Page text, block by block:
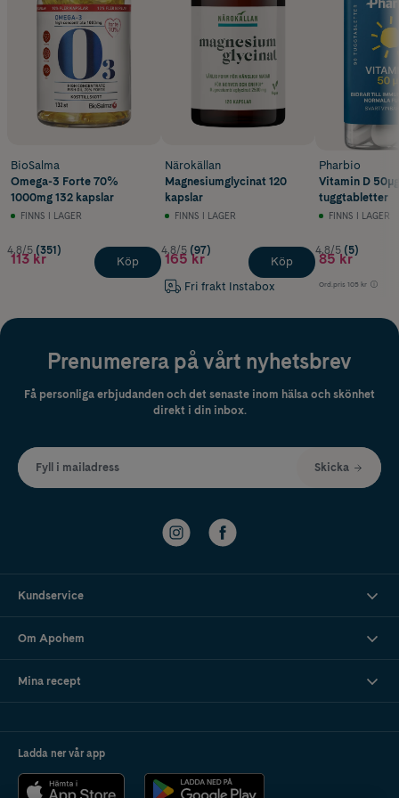
BioSalma
Omega-3 Forte 70%
1000mg 132 kapslar
FINNS I LAGER
4.8/5 (351)
113 kr Köp
Närokällan
Magnesiumglycinat 120
kapslar
FINNS I LAGER
4.8/5 (97)
165 kr
Fri frakt Instabox
Köp
Pharbio
Vitamin D
tuggtabletter
FINNS I LAGER
4.8/5 (5)
85 kr
Ord.pris 105 kr
Prenumerera på vårt nyhetsbrev
Få personliga erbjudanden och det senaste inom hälsa och skönhet
direkt i din inbox.
Fyll i mailadress Skicka
Kundservice
Om Apohem
Mina recept
Ladda ner vår app